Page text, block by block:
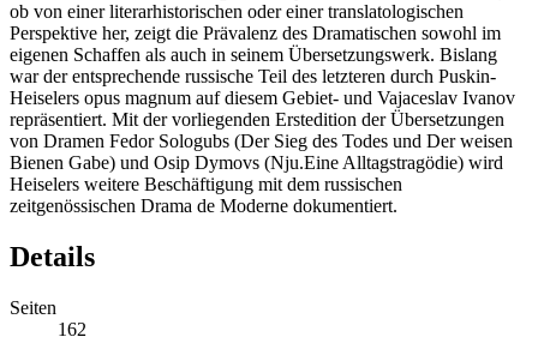
Bereits die erste Annäherung an Henry von Heiseler (1875-1928),
ob von einer literarhistorischen oder einer translatologischen
Perspektive her, zeigt die Prävalenz des Dramatischen sowohl im
eigenen Schaffen als auch in seinem Übersetzungswerk. Bislang
war der entsprechende russische Teil des letzteren durch Puskin-
Heiselers opus magnum auf diesem Gebiet- und Vajaceslav Ivanov
repräsentiert. Mit der vorliegenden Erstedition der Übersetzungen
von Dramen Fedor Sologubs (Der Sieg des Todes und Der weisen
Bienen Gabe) und Osip Dymovs (Nju.Eine Alltagstragödie) wird
Heiselers weitere Beschäftigung mit dem russischen